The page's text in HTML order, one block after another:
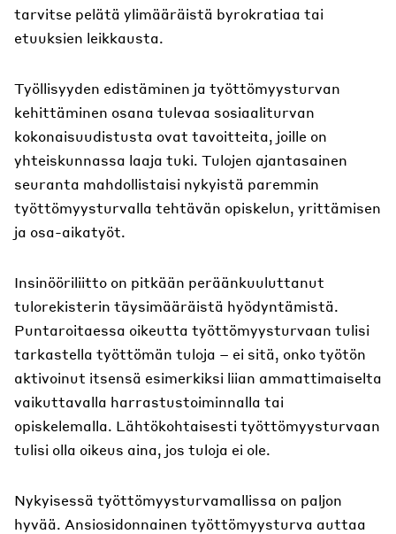
tarvitse pelätä ylimääräistä byrokratiaa tai
etuuksien leikkausta.
Työllisyyden edistäminen ja työttömyysturvan
kehittäminen osana tulevaa sosiaaliturvan
kokonaisuudistusta ovat tavoitteita, joille on
yhteiskunnassa laaja tuki. Tulojen ajantasainen
seuranta mahdollistaisi nykyistä paremmin
työttömyysturvalla tehtävän opiskelun, yrittämisen
ja osa-aikatyöt.
Insinööriliitto on pitkään peräänkuuluttanut
tulorekisterin täysimääräistä hyödyntämistä.
Puntaroitaessa oikeutta työttömyysturvaan tulisi
tarkastella työttömän tuloja – ei sitä, onko työtön
aktivoinut itsensä esimerkiksi liian ammattimaiselta
vaikuttavalla harrastustoiminnalla tai
opiskelemalla. Lähtökohtaisesti työttömyysturvaan
tulisi olla oikeus aina, jos tuloja ei ole.
Nykyisessä työttömyysturvamallissa on paljon
hyvää. Ansiosidonnainen työttömyysturva auttaa